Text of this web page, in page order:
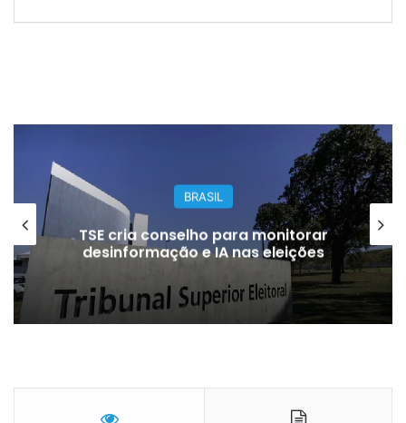
BRASIL
TSE cria conselho para monitorar
desinformação e IA nas eleições